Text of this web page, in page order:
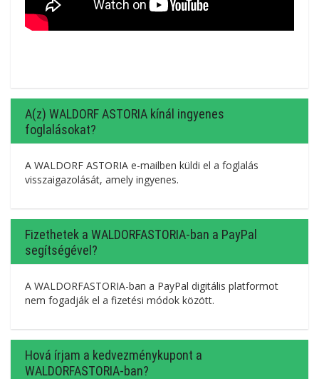
A(z) WALDORF ASTORIA kínál ingyenes
foglalásokat?
A WALDORF ASTORIA e-mailben küldi el a foglalás
visszaigazolását, amely ingyenes.
Fizethetek a WALDORFASTORIA-ban a PayPal
segítségével?
A WALDORFASTORIA-ban a PayPal digitális platformot
nem fogadják el a fizetési módok között.
Hová írjam a kedvezménykupont a
WALDORFASTORIA-ban?